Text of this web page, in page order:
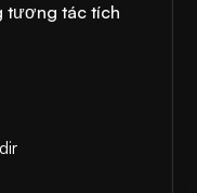
tương tác tích